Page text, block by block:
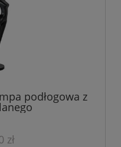
podłogowa z
zł